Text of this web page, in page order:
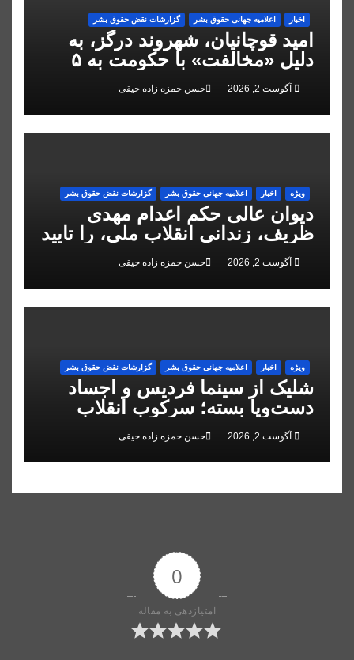
اخبار اعلاميه جهانی حقوق بشر گزارشات نقض حقوق بشر
امید قوچانیان، شهروند درگز، به
دلیل «مخالفت» با حکومت به ۵
سال زندان محکوم شد
آگوست 2, 2026 حسن حمزه زاده حیقی
ویژه اخبار اعلاميه جهانی حقوق بشر گزارشات نقض حقوق بشر
دیوان عالی حکم اعدام مهدی
ظریف، زندانی انقلاب ملی، را تایید
کردآگوست 2, 2026 حسن حمزه زاده حیقی
ویژه اخبار اعلاميه جهانی حقوق بشر گزارشات نقض حقوق بشر
شلیک از سینما فردیس و اجساد
دست‌وپا بسته؛ سرکوب انقلاب
ملی در البرز
آگوست 2, 2026 حسن حمزه زاده حیقی
0
امتیازدهی به مقاله